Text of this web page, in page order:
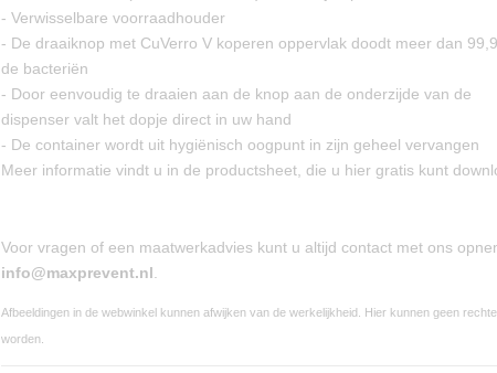
- Verwisselbare voorraadhouder
- De draaiknop met CuVerro V koperen oppervlak doodt meer dan
de bacteriën
- Door eenvoudig te draaien aan de knop aan de onderzijde van de
dispenser valt het dopje direct in uw hand
- De container wordt uit hygiënisch oogpunt in zijn geheel vervangen
Meer informatie vindt u in de productsheet, die u hier gratis kunt
Voor vragen of een maatwerkadvies kunt u altijd contact met ons
info@maxprevent.nl
Afbeeldingen in de webwinkel kunnen afwijken van de werkelijkheid. Hier kunnen geen
worden.